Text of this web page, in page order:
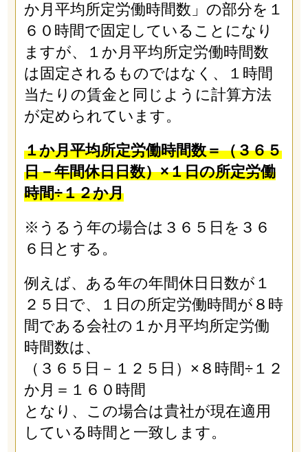
か月平均所定労働時間数」の部分を１
６０時間で固定していることになり
ますが、１か月平均所定労働時間数
は固定されるものではなく、１時間
当たりの賃金と同じように計算方法
が定められています。
１か月平均所定労働時間数＝（３６５
日－年間休日日数）×１日の所定労働
時間÷１２か月
※うるう年の場合は３６５日を３６
６日とする。
例えば、ある年の年間休日日数が１
２５日で、１日の所定労働時間が８時
間である会社の１か月平均所定労働
時間数は、
（３６５日－１２５日）×８時間÷１２
か月＝１６０時間
となり、この場合は貴社が現在適用
している時間と一致します。